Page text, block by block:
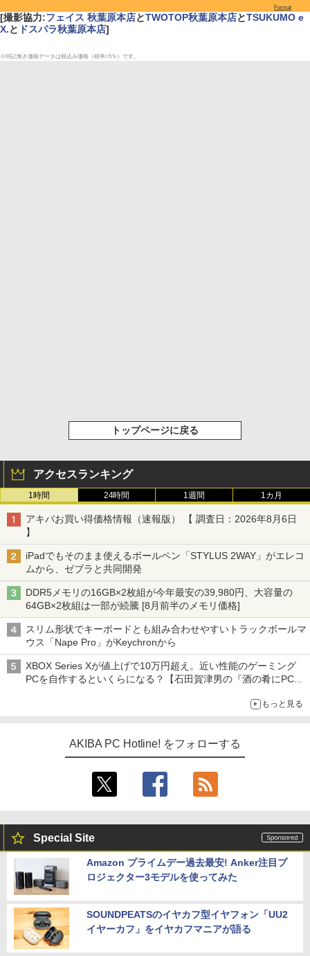
Format
[撮影協力:フェイス 秋葉原本店とTWOTOP秋葉原本店とTSUKUMO e
X.と ドスパラ秋葉原本店]
※特記無き価格データは税込み価格（税率=5％）です。
トップページに戻る
アクセスランキング
1時間 24時間 1週間 1カ月
アキバお買い得価格情報（速報版） 【 調査日：2026年8月6日
】
iPadでもそのまま使えるボールペン「STYLUS 2WAY」がエレコ
ムから、ゼブラと共同開発
DDR5メモリの16GB×2枚組が今年最安の39,980円、大容量の
64GB×2枚組は一部が続騰 [8月前半のメモリ価格]
スリム形状でキーボードとも組み合わせやすいトラックボールマ
ウス「Nape Pro」がKeychronから
XBOX Series Xが値上げで10万円超え。近い性能のゲーミング
PCを自作するといくらになる？【石田賀津男の『酒の肴にPCゲ
もっと見る
AKIBA PC Hotline! をフォローする
Special Site
Amazon プライムデー過去最安! Anker注目プ
ロジェクター3モデルを使ってみた
SOUNDPEATSのイヤカフ型イヤフォン「UU2
イヤーカフ」をイヤカフマニアが語る